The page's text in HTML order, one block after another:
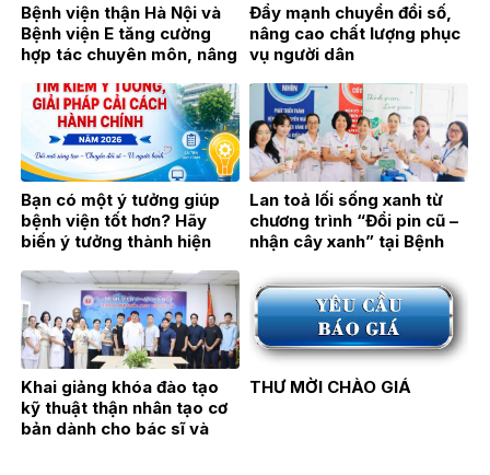
Bệnh viện thận Hà Nội và
Bệnh viện E tăng cường
hợp tác chuyên môn, nâng
chữa bệnh
Đẩy mạnh chuyển đổi số,
nâng cao chất lượng phục
vụ người dân
Bạn có một ý tưởng giúp
bệnh viện tốt hơn? Hãy
biến ý tưởng thành hiện
Lan toả lối sống xanh từ
chương trình “Đổi pin cũ –
nhận cây xanh” tại Bệnh
Khai giảng khóa đào tạo
kỹ thuật thận nhân tạo cơ
bản dành cho bác sĩ và
THƯ MỜI CHÀO GIÁ